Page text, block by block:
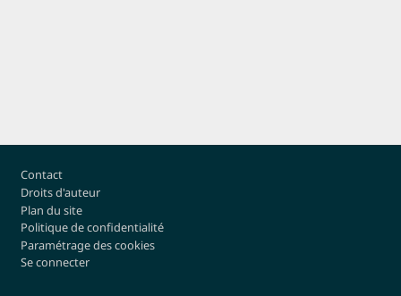
Pied de page
Contact
Droits d'auteur
Plan du site
Politique de confidentialité
Paramétrage des cookies
Se connecter